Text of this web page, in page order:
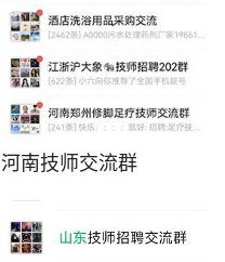
河南技师交流群